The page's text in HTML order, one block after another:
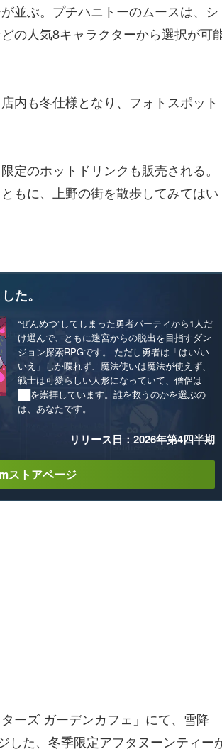
並ぶ。プチハニトーのムースは、シ
の人気8キャラクターから選択が可
内も冬仕様となり、フォトスポット
定のホットドリンクも販売される。
もに、上野の街を散歩してみてはい
た。
“ぜんめつ”してしまった勇者パーティから1人だ
け選んで、ともに迷宮からの脱出を目指すダン
ジョン探索RPGです。 ただし勇者は「はい/い
いえ」しか喋れず、魔法使いは魔法が使えず、
戦士は可愛らしい人形になっていて、僧侶は
██を崇拝しています。誰を救うのかを選ぶの
は、あなたです。
リリース日：2026年第4四半期
ストアページ
ーズ ガーデンカフェ」にて、雪降
した、冬季限定アフタヌーンティー